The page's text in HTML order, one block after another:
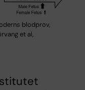
blodprov,
et al,